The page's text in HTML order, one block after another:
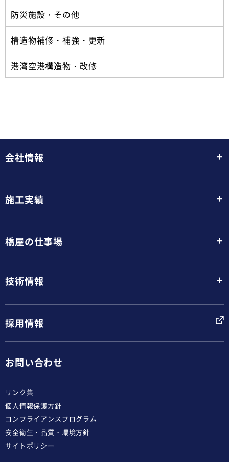
防災施設・その他
構造物補修・補強・更新
港湾空港構造物・改修
会社情報 +
施工実績 +
橋屋の仕事場 +
技術情報 +
採用情報
お問い合わせ
リンク集
個人情報保護方針
コンプライアンスプログラム
安全衛生・品質・環境方針
サイトポリシー